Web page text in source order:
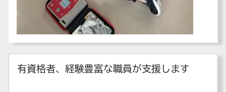
有資格者、経験豊富な職員が支援します